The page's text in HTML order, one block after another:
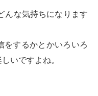
んな気持ちになります
をするかとかいろいろ
いですよね。